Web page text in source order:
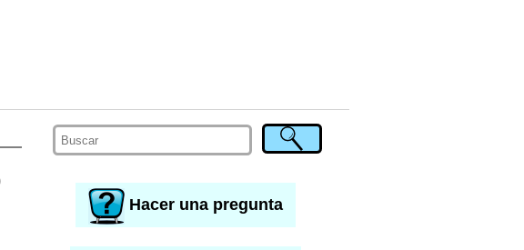
Hacer una pregunta